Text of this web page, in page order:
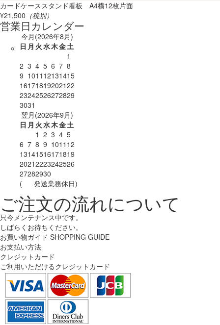
カードケーススタンド看板 A4横12枚片面
¥21,500 （税別）
営業日カレンダー
今月(2026年8月)
日 月 火水木金土
1
2 3 4 5 6 7 8
9 1011 12131415
16171819202122
23242526272829
3031
翌月(2026年9月)
日 月 火水木金土
1 2 3 4 5
6 7 8 9 1011 12
13141516171819
20212223242526
27282930
(
発送業務休日)
ご注文の流れについて
只今メンテナンス中です。
しばらくお待ちください。
お買い物ガイド SHOPPING GUIDE
お支払い方法
クレジットカード
ご利用いただけるクレジットカード